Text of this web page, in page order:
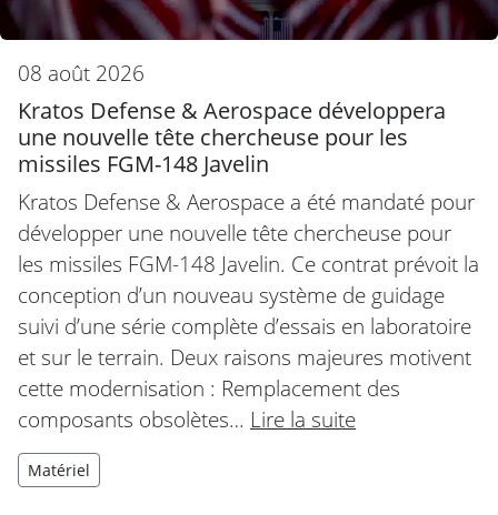
08 août 2026
Kratos Defense & Aerospace développera
une nouvelle tête chercheuse pour les
missiles FGM-148 Javelin
Kratos Defense & Aerospace a été mandaté pour
développer une nouvelle tête chercheuse pour
les missiles FGM-148 Javelin. Ce contrat prévoit la
conception d’un nouveau système de guidage
suivi d’une série complète d’essais en laboratoire
et sur le terrain. Deux raisons majeures motivent
cette modernisation : Remplacement des
composants obsolètes… Lire la suite
Matériel